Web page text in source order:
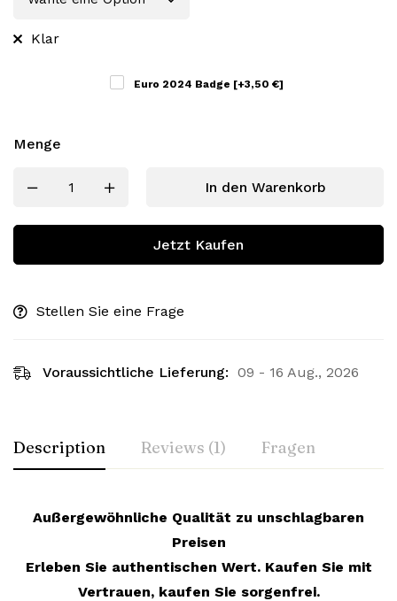
Klar
Euro 2024 Badge [+3,50 €]
Menge
In den Warenkorb
Jetzt Kaufen
Stellen Sie eine Frage
Voraussichtliche Lieferung: 09 - 16 Aug., 2026
Description Reviews (1) Fragen
Außergewöhnliche Qualität zu unschlagbaren
Preisen
Erleben Sie authentischen Wert. Kaufen Sie mit
Vertrauen, kaufen Sie sorgenfrei.